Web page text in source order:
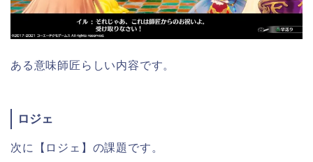
ある意味師匠らしい内容です。
ロジェ
次に【ロジェ】の課題です。